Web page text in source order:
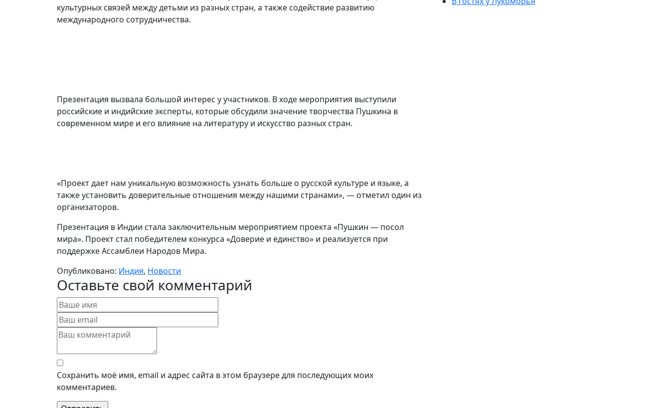
культурных связей между детьми из разных стран, а также содействие развитию
международного сотрудничества.
Презентация вызвала большой интерес у участников. В ходе мероприятия выступили
российские и индийские эксперты, которые обсудили значение творчества Пушкина в
современном мире и его влияние на литературу и искусство разных стран.
«Проект дает нам уникальную возможность узнать больше о русской культуре и языке, а
также установить доверительные отношения между нашими странами», — отметил один из
организаторов.
Презентация в Индии стала заключительным мероприятием проекта «Пушкин — посол
мира». Проект стал победителем конкурса «Доверие и единство» и реализуется при
поддержке Ассамблеи Народов Мира.
Опубликовано: Индия, Новости
Оставьте свой комментарий
Сохранить моё имя, email и адрес сайта в этом браузере для последующих моих
комментариев.